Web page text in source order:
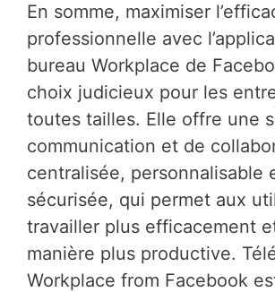
En somme, maximiser
professionnelle avec
bureau Workplace de
choix judicieux pour les
toutes tailles. Elle offre une
communication et de
centralisée, personnalisable
sécurisée, qui permet aux
travailler plus efficacement
manière plus productive.
Workplace from Facebook